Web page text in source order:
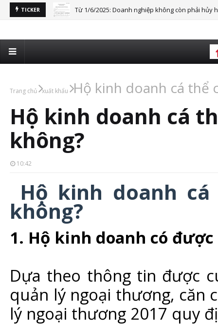
TICKER Từ 1/7/2025: Bảo hiểm xã hội tự nguyện mở
Trang chủ xuất khẩu Hộ kinh doanh cá thể
Hộ kinh doanh cá
không?
10:42
Hộ kinh doanh
không?
1. Hộ kinh doanh có
Dựa theo thông tin được
quản lý ngoại thương, căn
lý ngoại thương 2017 quy